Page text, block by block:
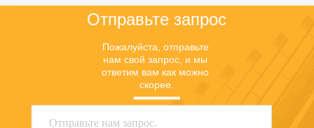
Отправьте запрос
Пожалуйста, отправьте
нам свой запрос, и мы
ответим вам как можно
скорее.